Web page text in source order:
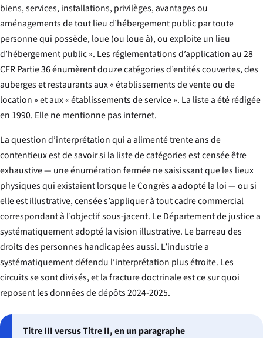
biens, services, installations, privilèges, avantages ou
aménagements de tout lieu d’hébergement public par toute
personne qui possède, loue (ou loue à), ou exploite un lieu
d’hébergement public ». Les réglementations d’application au 28
CFR Partie 36 énumèrent douze catégories d’entités couvertes, des
auberges et restaurants aux « établissements de vente ou de
location » et aux « établissements de service ». La liste a été rédigée
en 1990. Elle ne mentionne pas internet.
La question d’interprétation qui a alimenté trente ans de
contentieux est de savoir si la liste de catégories est censée être
exhaustive — une énumération fermée ne saisissant que les lieux
physiques qui existaient lorsque le Congrès a adopté la loi — ou si
elle est illustrative, censée s’appliquer à tout cadre commercial
correspondant à l’objectif sous-jacent. Le Département de justice a
systématiquement adopté la vision illustrative. Le barreau des
droits des personnes handicapées aussi. L’industrie a
systématiquement défendu l’interprétation plus étroite. Les
circuits se sont divisés, et la fracture doctrinale est ce sur quoi
reposent les données de dépôts 2024-2025.
Titre III versus Titre II, en un paragraphe